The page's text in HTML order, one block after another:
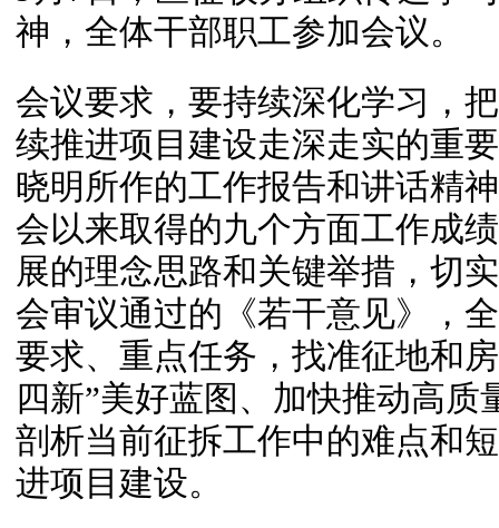
神，全体干部职工参加会议。
会议要求，要持续深化学习，
续推进项目建设走深走实的重
晓明所作的工作报告和讲话精
会以来取得的九个方面工作成
展的理念思路和关键举措，切
会审议通过的《若干意见》，
要求、重点任务，找准征地和
四新”美好蓝图、加快推动高
剖析当前征拆工作中的难点和
进项目建设。